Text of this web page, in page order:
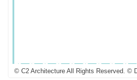
© C2 Architecture All Rights Reserved. ©